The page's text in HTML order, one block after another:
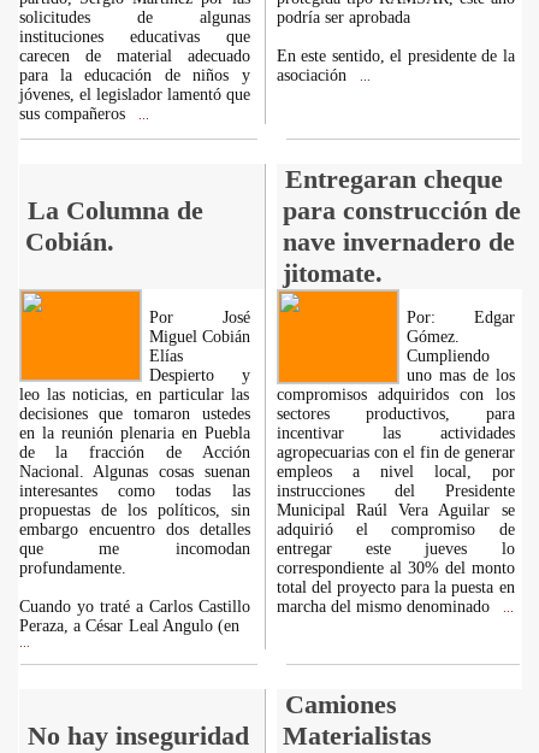
solicitudes de algunas
instituciones educativas que
carecen de material adecuado
para la educación de niños y
jóvenes, el legislador lamentó que
sus compañeros
podría ser aprobada
En este sentido, el presidente de la
asociación
La Columna de
Cobián.
Entregaran cheque
para construcción de
nave invernadero de
jitomate.
Por José
Miguel Cobián
Elías
Despierto y
leo las noticias, en particular las
decisiones que tomaron ustedes
en la reunión plenaria en Puebla
de la fracción de Acción
Nacional. Algunas cosas suenan
interesantes como todas las
propuestas de los políticos, sin
embargo encuentro dos detalles
que me incomodan
profundamente.
Cuando yo traté a Carlos Castillo
Peraza, a César Leal Angulo (en
Por: Edgar
Gómez.
Cumpliendo
uno mas de los
compromisos adquiridos con los
sectores productivos, para
incentivar las actividades
agropecuarias con el fin de generar
empleos a nivel local, por
instrucciones del Presidente
Municipal Raúl Vera Aguilar se
adquirió el compromiso de
entregar este jueves lo
correspondiente al 30% del monto
total del proyecto para la puesta en
marcha del mismo denominado
No hay inseguridad
Camiones
Materialistas